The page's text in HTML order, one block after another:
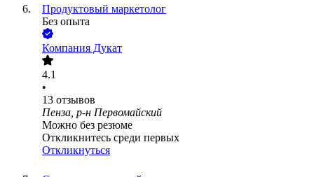
Продуктовый маркетолог
Без опыта
Компания Дукат
4.1
•
13 отзывов
Пенза, р-н Первомайский
Можно без резюме
Откликнитесь среди первых
Откликнуться